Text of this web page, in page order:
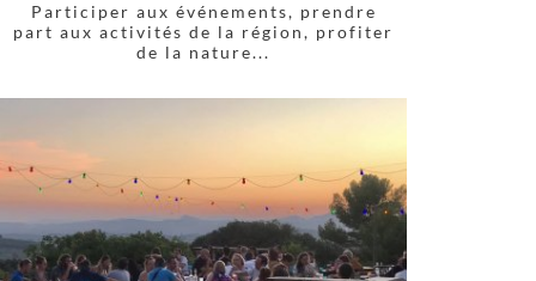
Participer aux événements, prendre
part aux activités de la région, profiter
de la nature...